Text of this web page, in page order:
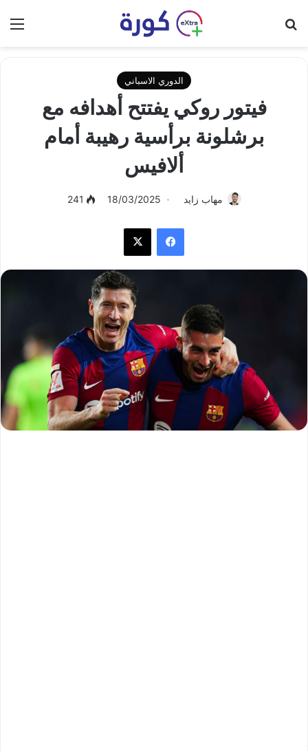
الدوري الاسباني
فيتور روكي يفتتح أهدافه مع
برشلونة برأسية رهيبة أمام
ألافيس
مهاب زايد 18/03/2025
241
فيسبوك